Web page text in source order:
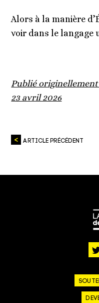
Alors à la manière
voir dans le langage
Publié
23 avril 2026
ARTICLE PRÉCÉDENT